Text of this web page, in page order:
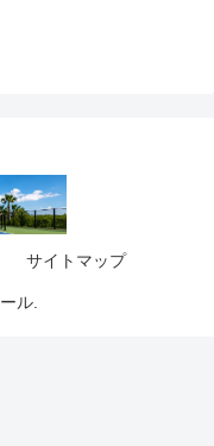
サイトマップ
ル.